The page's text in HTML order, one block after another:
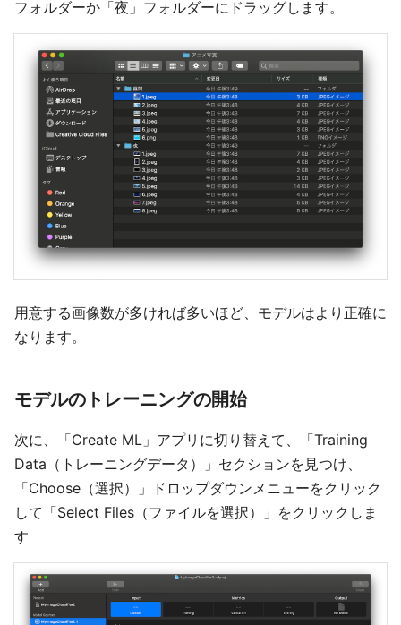
フォルダーか「夜」フォルダーにドラッグします。
用意する画像数が多ければ多いほど、モデルはより正確に
なります。
モデルのトレーニングの開始
次に、「Create ML」アプリに切り替えて、「Training
Data（トレーニングデータ）」セクションを見つけ、
「Choose（選択）」ドロップダウンメニューをクリック
して「Select Files（ファイルを選択）」をクリックしま
す